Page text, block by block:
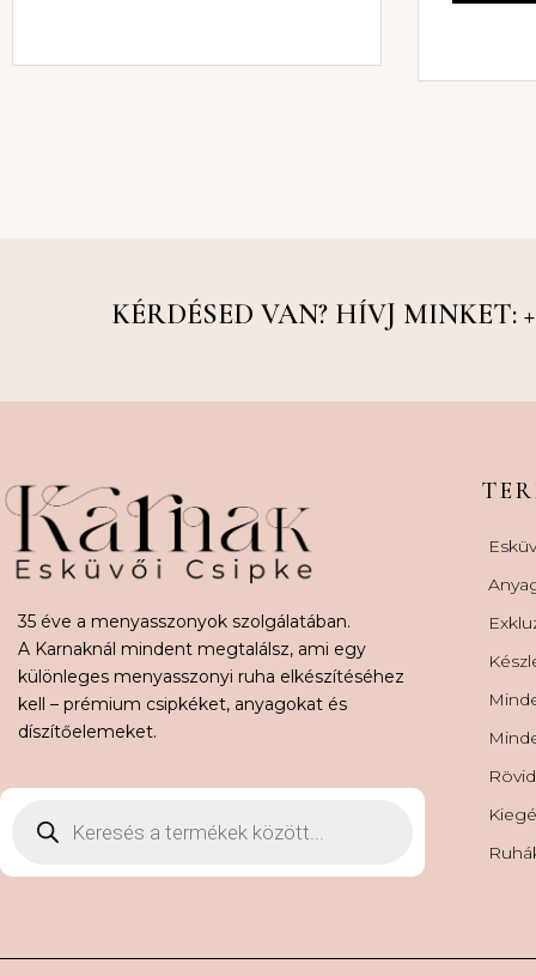
KÉRDÉSED VAN? HÍVJ MINKET:
35 éve a menyasszonyok szolgálatában.
A Karnaknál mindent megtalálsz, ami egy
különleges menyasszonyi ruha elkészítéséhez
kell – prémium csipkéket, anyagokat és
díszítőelemeket.